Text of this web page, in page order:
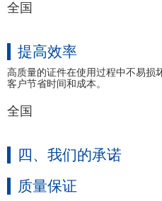
全国
提高效率
高质量的证件在使用过程中不易损
客户节省时间和成本。
全国
四、我们的承诺
质量保证